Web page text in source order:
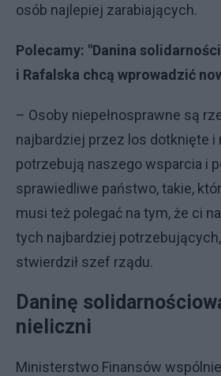
osób najlepiej zarabiających.
Polecamy: "Danina
i Rafalska chcą wprowadzić
– Osoby niepełnosprawne są
najbardziej przez los dotknięte i
potrzebują naszego wsparcia i
sprawiedliwe państwo, takie,
musi też polegać na tym, że ci
tych najbardziej
stwierdził szef rządu.
Daninę
nieliczni
Ministerstwo Finansów